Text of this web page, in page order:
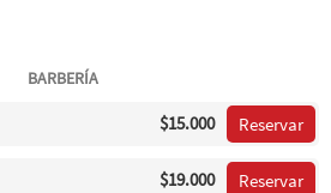
BARBERÍA
$15.000 Reservar
$19.000 Reservar